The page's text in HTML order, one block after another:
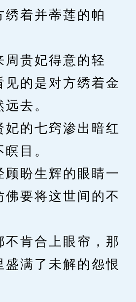
绣着并蒂莲的帕
贵妃得意的轻
见的是对方绣着金
去。
的七窍渗出暗红
目。
盼生辉的眼睛一
佛要将这世间的不
肯合上眼帘，那
盛满了未解的怨恨